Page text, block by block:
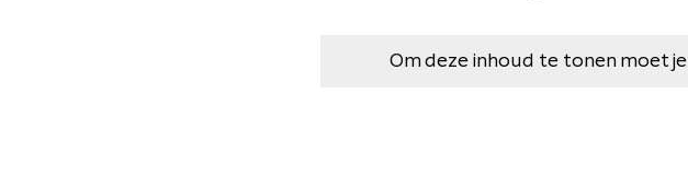
Om deze inhoud te tonen moet je